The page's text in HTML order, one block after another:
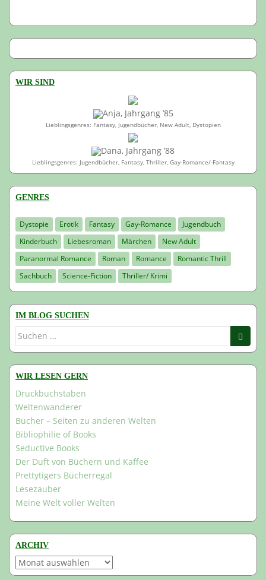
WIR SIND
Anja, Jahrgang ’85
Lieblingsgenres: Fantasy, Jugendbücher, New Adult, Dystopien
Dana, Jahrgang ’88
Lieblingsgenres: Jugendbücher, Fantasy, Thriller, Gay-Romance/-Fantasy
GENRES
Dystopie Erotik Fantasy Gay-Romance
Jugendbuch
Kinderbuch
Liebesroman Märchen
New Adult
Paranormal Romance
Roman Romance
Romantic Thrill
Sachbuch
Science-Fiction Thriller/ Krimi
IM BLOG SUCHEN
Suchen
WIR LESEN GERN
Druckbuchstaben
Weltenwanderer
Bücher – Seiten zu anderen Welten
Bibliophilie of Books
Seductive Books
Der Duft von Büchern und Kaffee
Prettytigers Bücherregal
Lesezauber
Meine Welt voller Welten
ARCHIV
Archiv